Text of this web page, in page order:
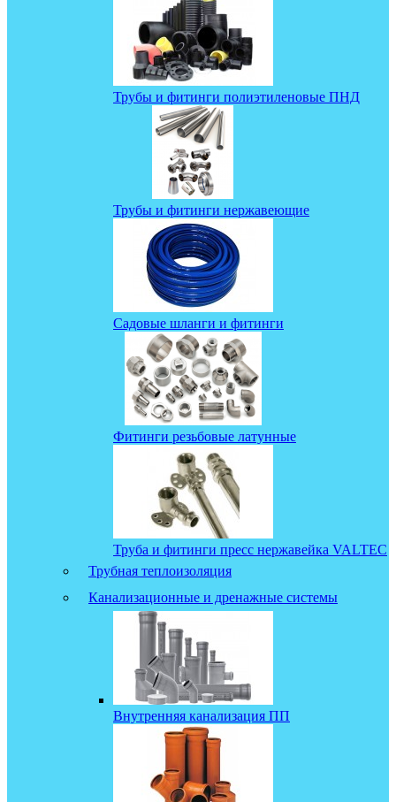
Трубы и фитинги полиэтиленовые ПНД
Трубы и фитинги нержавеющие
Садовые шланги и фитинги
Фитинги резьбовые латунные
Труба и фитинги пресс нержавейка VALTEC
Трубная теплоизоляция
Канализационные и дренажные системы
Внутренняя канализация ПП